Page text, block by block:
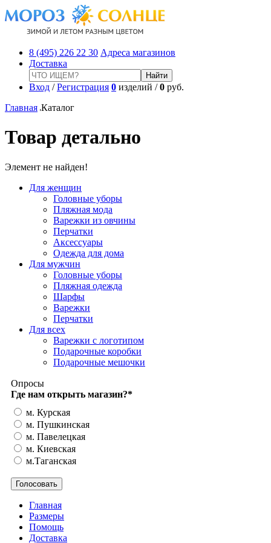
8 (495) 226 22 30 Адреса магазинов
Доставка
Вход /Регистрация 0 изделий /0 руб.
Главная Каталог
Товар детально
Элемент не найден!
Для женщин
Головные уборы
Пляжная мода
Варежки из овчины
Перчатки
Аксессуары
Одежда для дома
Для мужчин
Головные уборы
Пляжная одежда
Шарфы
Варежки
Перчатки
Для всех
Варежки с логотипом
Подарочные коробки
Подарочные мешочки
Опросы
Где нам открыть магазин?*
м. Курская
м. Пушкинская
м. Павелецкая
м. Киевская
м.Таганская
Главная
Размеры
Помощь
Доставка